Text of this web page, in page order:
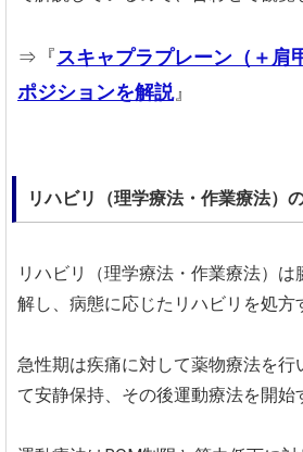
⇒『スキャプラプレーン（＋肩
ポジションを解説』
リハビリ（理学療法・作業療法）
リハビリ（理学療法・作業療法）
解し、病態に応じたリハビリを処方
急性期は疾痛に対して薬物療法を行
て安静保持、その後運動療法を開始